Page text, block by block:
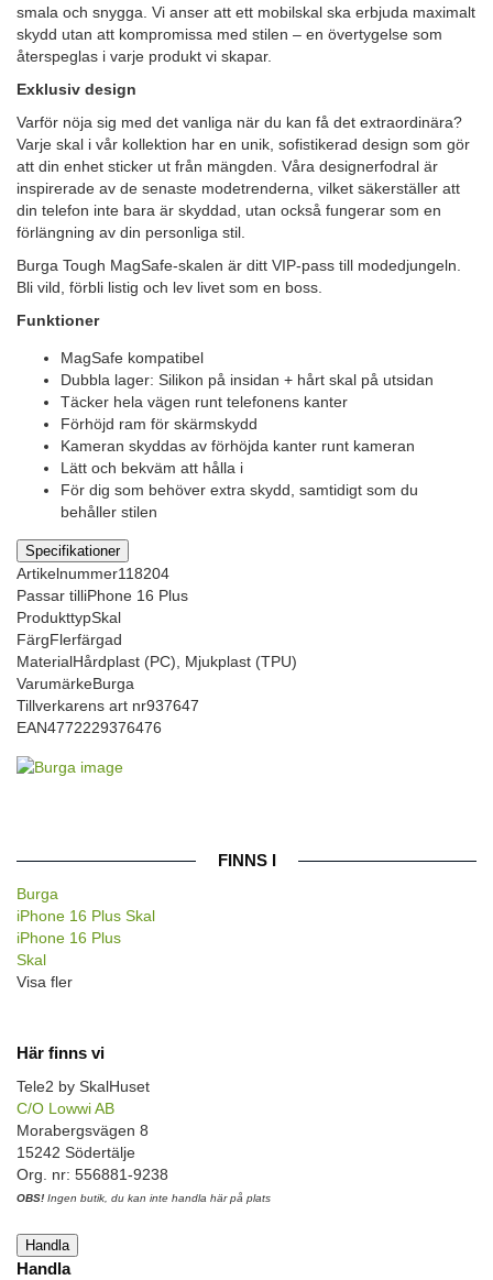
smala och snygga. Vi anser att ett mobilskal ska erbjuda maximalt
skydd utan att kompromissa med stilen – en övertygelse som
återspeglas i varje produkt vi skapar.
Exklusiv design
Varför nöja sig med det vanliga när du kan få det extraordinära?
Varje skal i vår kollektion har en unik, sofistikerad design som gör
att din enhet sticker ut från mängden. Våra designerfodral är
inspirerade av de senaste modetrenderna, vilket säkerställer att
din telefon inte bara är skyddad, utan också fungerar som en
förlängning av din personliga stil.
Burga Tough MagSafe-skalen är ditt VIP-pass till modedjungeln.
Bli vild, förbli listig och lev livet som en boss.
Funktioner
MagSafe kompatibel
Dubbla lager: Silikon på insidan + hårt skal på utsidan
Täcker hela vägen runt telefonens kanter
Förhöjd ram för skärmskydd
Kameran skyddas av förhöjda kanter runt kameran
Lätt och bekväm att hålla i
För dig som behöver extra skydd, samtidigt som du
behåller stilen
Specifikationer
Artikelnummer118204
Passar tilliPhone 16 Plus
ProdukttypSkal
FärgFlerfärgad
MaterialHårdplast (PC), Mjukplast (TPU)
VarumärkeBurga
Tillverkarens art nr937647
EAN4772229376476
FINNS I
Burga
iPhone 16 Plus Skal
iPhone 16 Plus
Skal
Visa fler
Här finns vi
Tele2 by SkalHuset
C/O Lowwi AB
Morabergsvägen 8
15242 Södertälje
Org. nr: 556881-9238
OBS! Ingen butik, du kan inte handla här på plats
Handla
Handla